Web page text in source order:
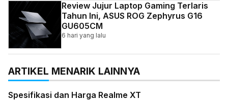
Review Jujur Laptop Gaming Terlaris
Tahun Ini, ASUS ROG Zephyrus G16
GU605CM
6 hari yang lalu
ARTIKEL MENARIK LAINNYA
Spesifikasi dan Harga Realme XT